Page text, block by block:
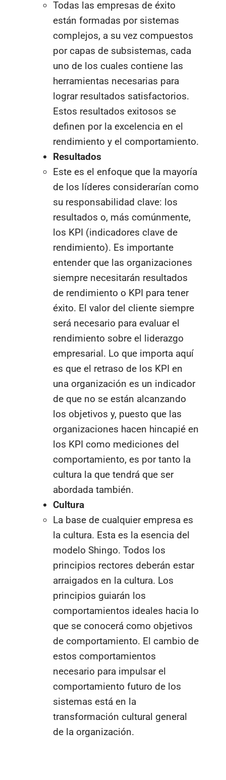
Todas las empresas de éxito
están formadas por sistemas
complejos, a su vez compuestos
por capas de subsistemas, cada
uno de los cuales contiene las
herramientas necesarias para
lograr resultados satisfactorios.
Estos resultados exitosos se
definen por la excelencia en el
rendimiento y el comportamiento.
Resultados
Este es el enfoque que la mayoría
de los líderes considerarían como
su responsabilidad clave: los
resultados o, más comúnmente,
los KPI (indicadores clave de
rendimiento). Es importante
entender que las organizaciones
siempre necesitarán resultados
de rendimiento o KPI para tener
éxito. El valor del cliente siempre
será necesario para evaluar el
rendimiento sobre el liderazgo
empresarial. Lo que importa aquí
es que el retraso de los KPI en
una organización es un indicador
de que no se están alcanzando
los objetivos y, puesto que las
organizaciones hacen hincapié en
los KPI como mediciones del
comportamiento, es por tanto la
cultura la que tendrá que ser
abordada también.
Cultura
La base de cualquier empresa es
la cultura. Esta es la esencia del
modelo Shingo. Todos los
principios rectores deberán estar
arraigados en la cultura. Los
principios guiarán los
comportamientos ideales hacia lo
que se conocerá como objetivos
de comportamiento. El cambio de
estos comportamientos
necesario para impulsar el
comportamiento futuro de los
sistemas está en la
transformación cultural general
de la organización.